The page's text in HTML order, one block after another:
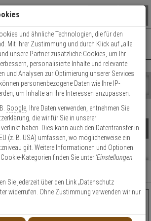
Warenkorb schließen
0 ARTIKEL IM WARENKORB
Ihr Warenkorb ist momentan leer.
Ergebnisse (1) Fertig
Preis Filter ( 1)
€ €
Einsatzbereich
0Mo. - Do.: 8:00 - 16:30 | Fr.: 8:00 - 14:00 Uhr
Kontaktservice nutzen
Produkte
Beratung
52KVS Türgriff-Garnitur PZ
Bewertung
TOP
und ähnliche Technologien, die für den
Mit Ihrer Zustimmung und durch Klick auf „alle
unsere Partner zusätzliche Cookies, um Ihr
personalisierte Inhalte und relevante
und Analysen zur Optimierung unserer Services
personenbezogene Daten wie Ihre IP-
um Inhalte an Ihre Interessen anzupassen.
Google , Ihre Daten verwenden, entnehmen Sie
die wir für Sie in unserer
verlinkt haben. Dies kann auch den Datentransfer in
(z. B. USA) umfassen, wo möglicherweise ein
gilt. Weitere Informationen und Optionen
Kategorien finden Sie unter 'Einstellungen
Sie jederzeit über den Link „Datenschutz
widerrufen. Ohne Zustimmung verwenden wir nur